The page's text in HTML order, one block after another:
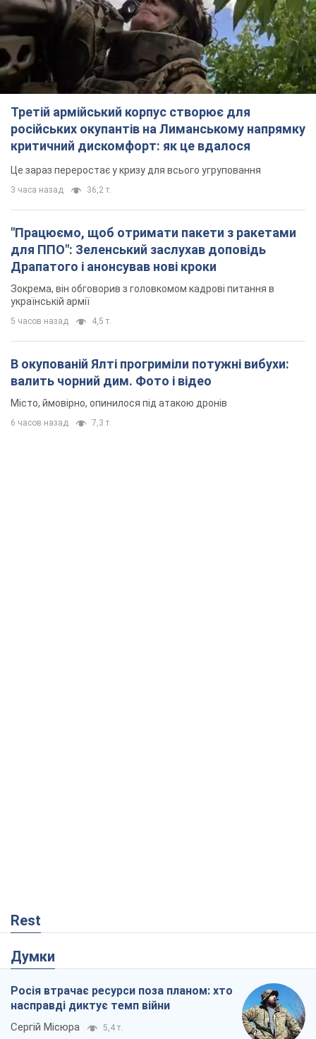
Третій армійський корпус створює для
російських окупантів на Лиманському напрямку
критичний дискомфорт: як це вдалося
Це зараз переростає у кризу для всього угруповання
3 часа назад 36,2 т.
"Працюємо, щоб отримати пакети з ракетами
для ППО": Зеленський заслухав доповідь
Драпатого і анонсував нові кроки
Зокрема, він обговорив з головкомом кадрові питання в
українській армії
5 часов назад 4,5 т.
В окупованій Ялті прогриміли потужні вибухи:
валить чорний дим. Фото і відео
Місто, ймовірно, опинилося під атакою дронів
6 часов назад 7,3 т.
Rest
Думки
Росія втрачає ресурси поза планом: хто
насправді диктує темп війни
Сергій Місюра 5,4 т.